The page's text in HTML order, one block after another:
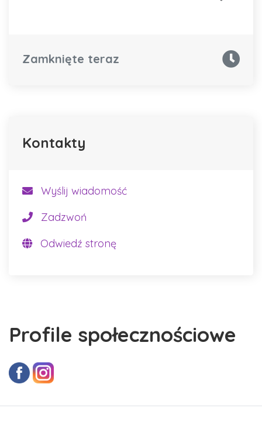
Profile społecznościowe
Zamknięte teraz
Kontakty
Wyślij wiadomość
Zadzwoń
Odwiedź stronę